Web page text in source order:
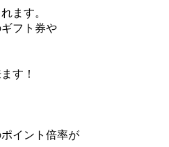
ます。
フト券や
す！
イント倍率が